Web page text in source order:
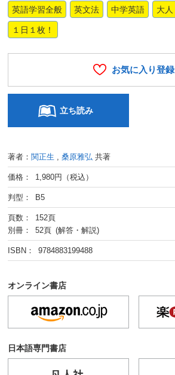
英語学習全般 英文法 中学英語 大人
１日１枚！
お気に入り登録
立ち読み
著者：関正生 ,桑原雅弘 共著
価格： 1,980円（税込）
判型： B5
頁数： 152頁
別冊： 52頁 (解答・解説)
ISBN： 9784883199488
オンライン書店
日本語専門書店